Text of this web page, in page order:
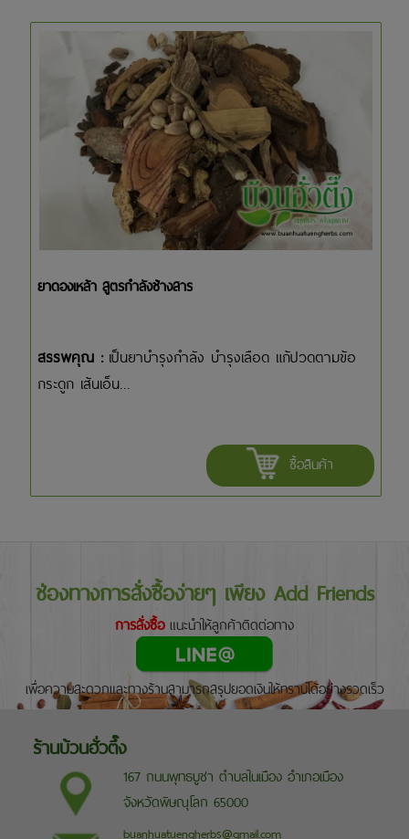
ยาดองเหล้า สูตรกำลังช้างสาร
สรรพคุณ : เป็นยาบำรุงกำลัง บำรุงเลือด แก้ปวดตามข้อ
กระดูก เส้นเอ็น...
ซื้อสินค้า
ช่องทางการสั่งซื้อง่ายๆ เพียง Add Friends
การสั่งซื้อแนะนำให้ลูกค้าติดต่อทาง
เพื่อความสะดวกและทางร้านสามารถสรุปยอดเงินให้ทราบได้อย่างรวดเร็ว
ร้านบ้วนฮั่วตึ๊ง
167 ถนนพุทธบูชา ตำบลในเมือง อำเภอเมือง
จังหวัดพิษณุโลก 65000
buanhuatuengherbs@gmail.com